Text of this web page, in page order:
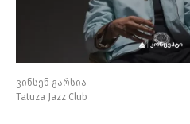
ვინსენ გარსია
Tatuza Jazz Club